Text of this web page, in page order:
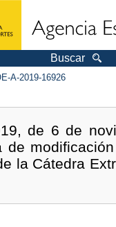
Buscar
A-2019-16926
de 6 de
la Cátedra